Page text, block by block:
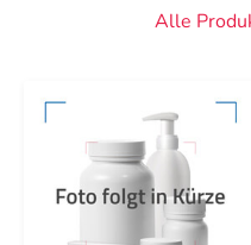
Alle